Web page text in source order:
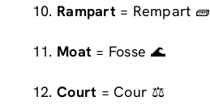
Rampart = Rempart 🧱
Moat = Fosse 🌊
Court = Cour ⚖️